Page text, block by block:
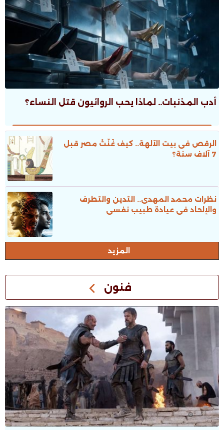
أدب المذنبات.. لماذا يحب الروائيون قتل النساء؟
الرقص فى بيت الآلهة.. كيف غَنَّتْ مصر قبل
7 آلاف سنة؟
نظرات محمد المهدى.. التدين والتطرف
والإلحاد فى عيادة طبيب نفسى
المزيد
فنون